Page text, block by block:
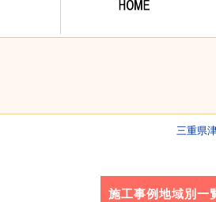
三重県
施工事例地域別一